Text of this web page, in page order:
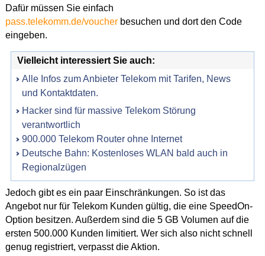
Dafür müssen Sie einfach
pass.telekomm.de/voucherbesuchen und dort den Code
eingeben.
Vielleicht interessiert Sie auch:
Alle Infos zum Anbieter Telekom mit Tarifen, News
und Kontaktdaten.
Hacker sind für massive Telekom Störung
verantwortlich
900.000 Telekom Router ohne Internet
Deutsche Bahn: Kostenloses WLAN bald auch in
Regionalzügen
Jedoch gibt es ein paar Einschränkungen. So ist das
Angebot nur für Telekom Kunden gültig, die eine SpeedOn-
Option besitzen. Außerdem sind die 5 GB Volumen auf die
ersten 500.000 Kunden limitiert. Wer sich also nicht schnell
genug registriert, verpasst die Aktion.